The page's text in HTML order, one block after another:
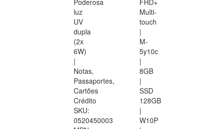
Poderosa
luz
UV
dupla
(2x
6W)
|
Notas,
Passaportes,
Cartões
Crédito
SKU:
0520450003
FHD+
Multi-
touch
|
M-
5y10c
|
8GB
|
SSD
128GB
|
W10P